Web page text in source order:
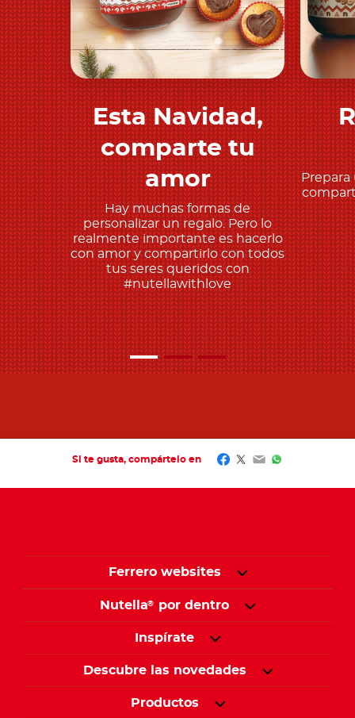
Descubre más
Esta Navidad,
comparte tu
amor
Hay muchas formas de
personalizar un regalo. Pero lo
realmente importante es hacerlo
con amor y compartirlo con todos
tus seres queridos con
#nutellawithlove
Prepara
Si te gusta, compártelo en Facebook
Twitter
EmailWhatsApp
Ferrero websites
Nutella® por dentro
Inspírate
Descubre las novedades
Productos